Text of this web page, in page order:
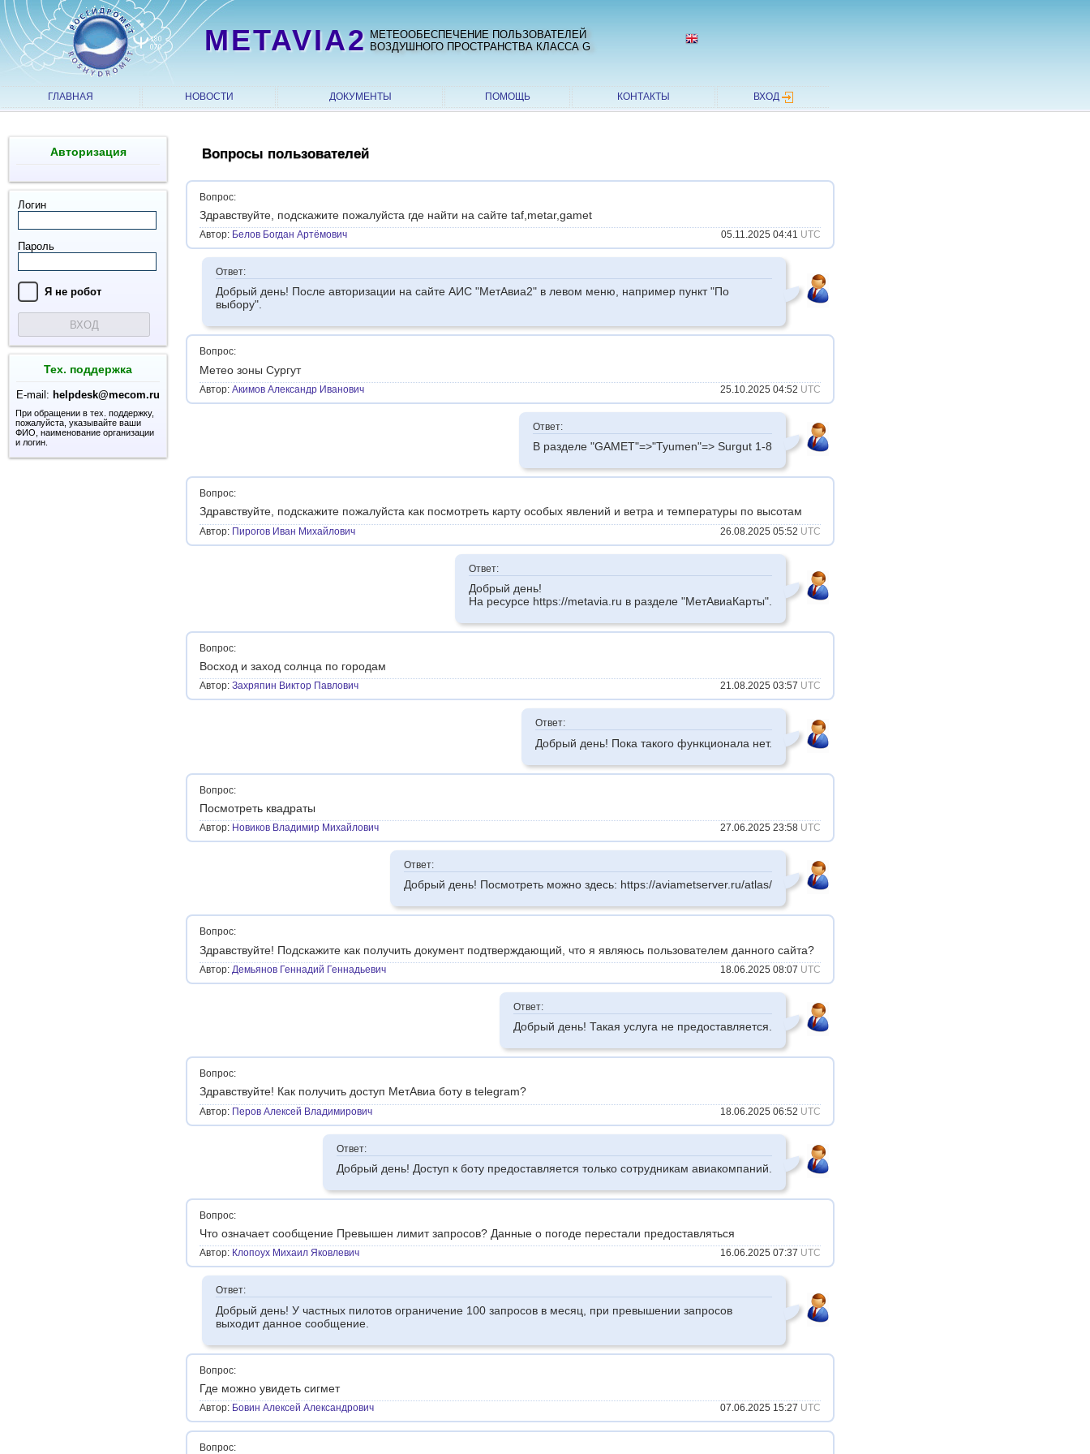
METAVIA2 МЕТЕООБЕСПЕЧЕНИЕ ПОЛЬЗОВАТЕЛЕЙ
ВОЗДУШНОГО ПРОСТРАНСТВА КЛАССА G
ГЛАВНАЯ НОВОСТИ ДОКУМЕНТЫ ПОМОЩЬ КОНТАКТЫ ВХОД
Авторизация
Логин
Пароль
Я нe рoбoт
ВХОД
Тех. поддержка
E-mail: helpdesk@mecom.ru
При обращении в тех. поддержку,
пожалуйста, указывайте ваши
ФИО, наименование организации
и логин.
Вопросы пользователей
Вопрос:
Здравствуйте, подскажите пожалуйста где найти на сайте taf,metar,gamet
Автор: Белов Богдан Артёмович 05.11.2025 04:41 UTC
Ответ:
Добрый день! После авторизации на сайте АИС "МетАвиа2" в левом меню, например пункт "По
выбору".
Вопрос:
Метео зоны Сургут
Автор: Акимов Александр Иванович 25.10.2025 04:52 UTC
Ответ:
В разделе "GAMET"=>"Tyumen"=> Surgut 1-8
Вопрос:
Здравствуйте, подскажите пожалуйста как посмотреть карту особых явлений и ветра и температуры по высотам
Автор: Пирогов Иван Михайлович 26.08.2025 05:52 UTC
Ответ:
Добрый день!
На ресурсе https://metavia.ru в разделе "МетАвиаКарты".
Вопрос:
Восход и заход солнца по городам
Автор: Захряпин Виктор Павлович 21.08.2025 03:57 UTC
Ответ:
Добрый день! Пока такого функционала нет.
Вопрос:
Посмотреть квадраты
Автор: Новиков Владимир Михайлович 27.06.2025 23:58 UTC
Ответ:
Добрый день! Посмотреть можно здесь: https://aviametserver.ru/atlas/
Вопрос:
Здравствуйте! Подскажите как получить документ подтверждающий, что я являюсь пользователем данного сайта?
Автор: Демьянов Геннадий Геннадьевич 18.06.2025 08:07 UTC
Ответ:
Добрый день! Такая услуга не предоставляется.
Вопрос:
Здравствуйте! Как получить доступ МетАвиа боту в telegram?
Автор: Перов Алексей Владимирович 18.06.2025 06:52 UTC
Ответ:
Добрый день! Доступ к боту предоставляется только сотрудникам авиакомпаний.
Вопрос:
Что означает сообщение Превышен лимит запросов? Данные о погоде перестали предоставляться
Автор: Клопоух Михаил Яковлевич 16.06.2025 07:37 UTC
Ответ:
Добрый день! У частных пилотов ограничение 100 запросов в месяц, при превышении запросов
выходит данное сообщение.
Вопрос:
Где можно увидеть сигмет
Автор: Бовин Алексей Александрович 07.06.2025 15:27 UTC
Вопрос: